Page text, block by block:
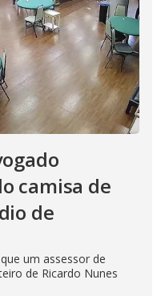
camisa de
de
um assessor de
de Ricardo Nunes